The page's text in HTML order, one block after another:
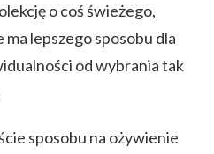
o coś świeżego,
lepszego sposobu dla
od wybrania tak
sposobu na ożywienie